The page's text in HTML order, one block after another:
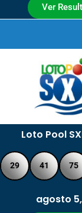
Ver
Loto Pool
29 41 75
agosto